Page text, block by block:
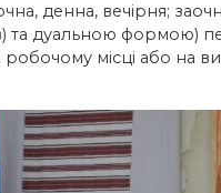
денна, вечірня;
та дуальною формою)
місці або на